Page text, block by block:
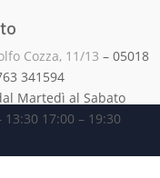
Cozza, 11/13 – 05018
341594
Martedì al Sabato
13:30 17:00 – 19:30